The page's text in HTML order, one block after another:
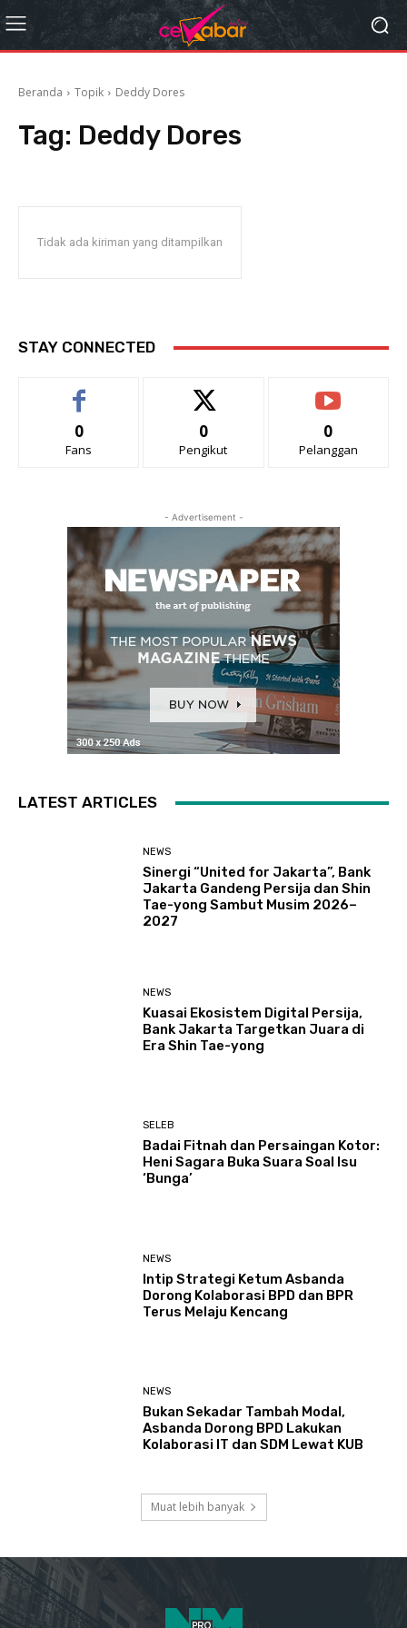
Beranda Topik Deddy Dores
Tag: Deddy Dores
Tidak ada kiriman yang ditampilkan
STAY CONNECTED
0
Fans
0
Pengikut
0
Pelanggan
- Advertisement -
LATEST ARTICLES
NEWS
Sinergi “United for Jakarta”, Bank
Jakarta Gandeng Persija dan Shin
Tae-yong Sambut Musim 2026–
2027
NEWS
Kuasai Ekosistem Digital Persija,
Bank Jakarta Targetkan Juara di
Era Shin Tae-yong
SELEB
Badai Fitnah dan Persaingan Kotor:
Heni Sagara Buka Suara Soal Isu
‘Bunga’
NEWS
Intip Strategi Ketum Asbanda
Dorong Kolaborasi BPD dan BPR
Terus Melaju Kencang
NEWS
Bukan Sekadar Tambah Modal,
Asbanda Dorong BPD Lakukan
Kolaborasi IT dan SDM Lewat KUB
Muat lebih banyak